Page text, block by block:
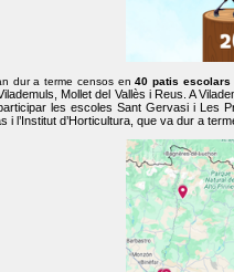
dur a terme censos en40 patis escolars
Mollet del Vallès i Reus. A
les escoles Sant Gervasi i Les
i l’Institut d’Horticultura, que va dur a